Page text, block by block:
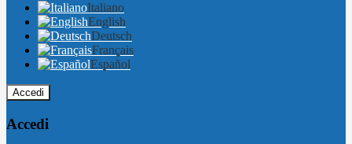
Italiano
English
Deutsch
Français
Español
Accedi
Accedi